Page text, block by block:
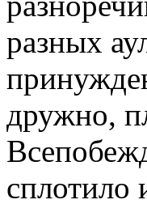
разных
дружно,
сплотило